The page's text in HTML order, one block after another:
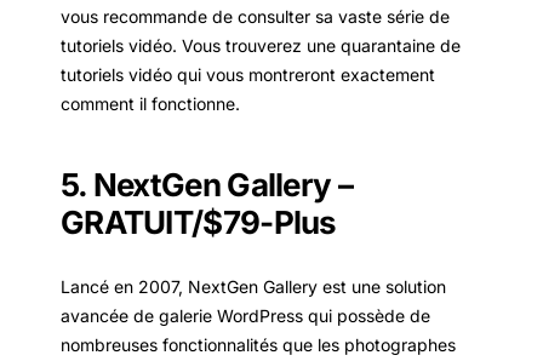
vous recommande de consulter sa vaste série de
tutoriels vidéo. Vous trouverez une quarantaine de
tutoriels vidéo qui vous montreront exactement
comment il fonctionne.
5. NextGen Gallery –
GRATUIT/$79-Plus
Lancé en 2007, NextGen Gallery est une solution
avancée de galerie WordPress qui possède de
nombreuses fonctionnalités que les photographes